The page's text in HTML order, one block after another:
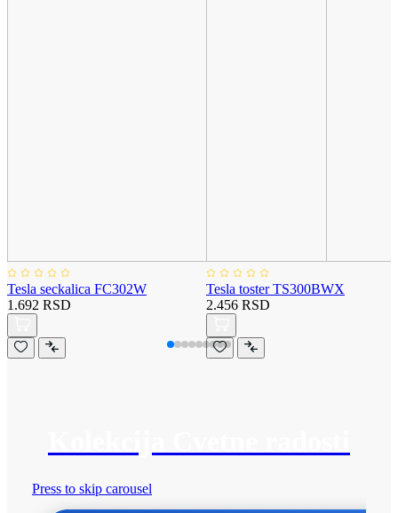
Tesla seckalica FC302W
1.692 RSD
Tesla toster TS300BWX
2.456 RSD
Press to skip carousel